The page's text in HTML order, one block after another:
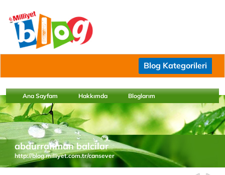
Blog Kategorileri
Ana Sayfam Hakkımda Bloglarım
abdurrahman balcilar
http://blog.milliyet.com.tr/cansever